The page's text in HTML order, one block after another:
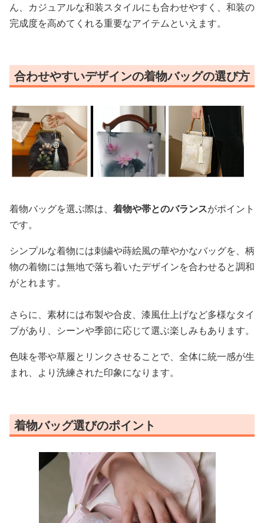
ん、カジュアルな和装スタイルにも合わせやすく、和装の
完成度を高めてくれる重要なアイテムといえます。
合わせやすいデザインの着物バッグの選び方
着物バッグを選ぶ際は、 着物や帯とのバランスがポイント
です。
シンプルな着物には刺繍や蒔絵風の華やかなバッグを、柄
物の着物には無地で落ち着いたデザインを合わせると調和
がとれます。
さらに、素材には布製や合皮、漆風仕上げなど多様なタイ
プがあり、シーンや季節に応じて選ぶ楽しみもあります。
色味を帯や草履とリンクさせることで、全体に統一感が生
まれ、より洗練された印象になります。
着物バッグ選びのポイント